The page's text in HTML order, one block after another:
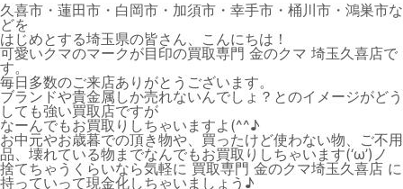
久喜市・蓮田市・白岡市・加須市・幸手市・桶川市・鴻巣市な
どを
はじめとする埼玉県の皆さん、こんにちは！
可愛いクマのマークが目印の買取専門 金のクマ 埼玉久喜店で
す。
毎日多数のご来店ありがとうございます。
ブランドや貴金属しか売れないんでしょ？とのイメージがどう
しても強い買取店ですが
なーんでもお買取りしちゃいますよ(^^♪
お中元やお歳暮での頂き物や、買ったけど使わない物、ご不用
品、壊れている物までなんでもお買取りしちゃいます(‘ω’)ノ
捨てちゃうくらいなら気軽に 買取専門 金のクマ埼玉久喜店 に
持っていって現金化しちゃいましょう♪